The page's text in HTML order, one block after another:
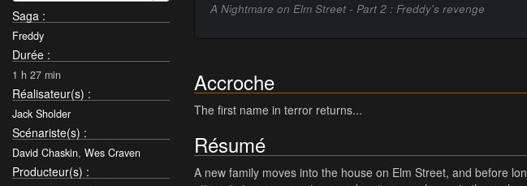
Saga :
Freddy
Durée :
1 h 27 min
Réalisateur(s) :
Jack Sholder
Scénariste(s) :
David Chaskin, Wes Craven
Producteur(s) :
A Nightmare on Elm Street - Part 2 : Freddy's revenge
Accroche
The first name in terror returns...
Résumé
A new family moves into the house on Elm Street, and before